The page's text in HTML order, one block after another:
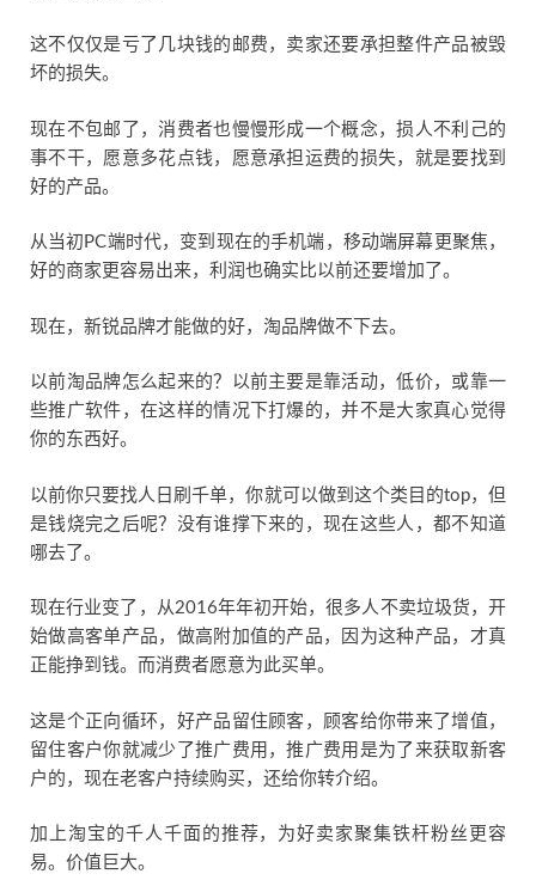
这不仅仅是亏了几块钱的邮费，卖家还要承担整件产品被毁
坏的损失。
现在不包邮了，消费者也慢慢形成一个概念，损人不利己的
事不干，愿意多花点钱，愿意承担运费的损失，就是要找到
好的产品。
从当初PC端时代，变到现在的手机端，移动端屏幕更聚焦，
好的商家更容易出来，利润也确实比以前还要增加了。
现在，新锐品牌才能做的好，淘品牌做不下去。
以前淘品牌怎么起来的？以前主要是靠活动，低价，或靠一
些推广软件，在这样的情况下打爆的，并不是大家真心觉得
你的东西好。
以前你只要找人日刷千单，你就可以做到这个类目的top，但
是钱烧完之后呢？没有谁撑下来的，现在这些人，都不知道
哪去了。
现在行业变了，从2016年年初开始，很多人不卖垃圾货，开
始做高客单产品，做高附加值的产品，因为这种产品，才真
正能挣到钱。而消费者愿意为此买单。
这是个正向循环，好产品留住顾客，顾客给你带来了增值，
留住客户你就减少了推广费用，推广费用是为了来获取新客
户的，现在老客户持续购买，还给你转介绍。
加上淘宝的千人千面的推荐，为好卖家聚集铁杆粉丝更容
易。价值巨大。